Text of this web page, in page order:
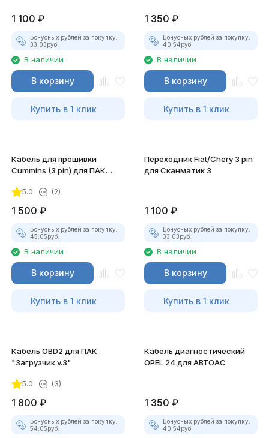
1 100 ₽
Бонусных рублей за покупку:
33.03руб.
В наличии
В корзину
Купить в 1 клик
1 350 ₽
Бонусных рублей за покупку:
40.54руб.
В наличии
В корзину
Купить в 1 клик
Кабель для прошивки
Cummins (3 pin) для ПАК
5.0 (2)
1 500 ₽
Бонусных рублей за покупку:
45.05руб.
В наличии
В корзину
Купить в 1 клик
Переходник Fiat/Chery 3 pin
для Сканматик 3
1 100 ₽
Бонусных рублей за покупку:
33.03руб.
В наличии
В корзину
Купить в 1 клик
Кабель OBD2 для ПАК
"Загрузчик v.3"
5.0 (3)
1 800 ₽
Бонусных рублей за покупку:
54.05руб.
Кабель диагностический
OPEL 24 для АВТОАС
1 350 ₽
Бонусных рублей за покупку:
40.54руб.